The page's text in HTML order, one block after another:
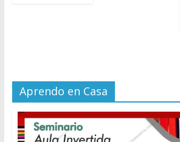
Aprendo en Casa